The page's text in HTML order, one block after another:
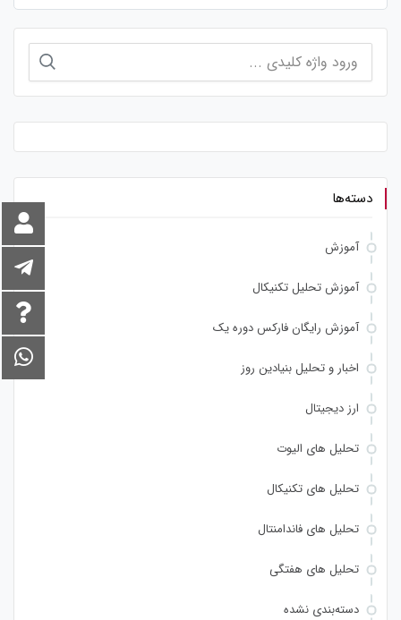
جستجو
برای:
دسته‌ها
آموزش
آموزش تحلیل تکنیکال
آموزش رایگان فارکس دوره یک
اخبار و تحلیل بنیادین روز
ارز دیجیتال
تحلیل های الیوت
تحلیل های تکنیکال
تحلیل های فاندامنتال
تحلیل های هفتگی
دسته‌بندی نشده